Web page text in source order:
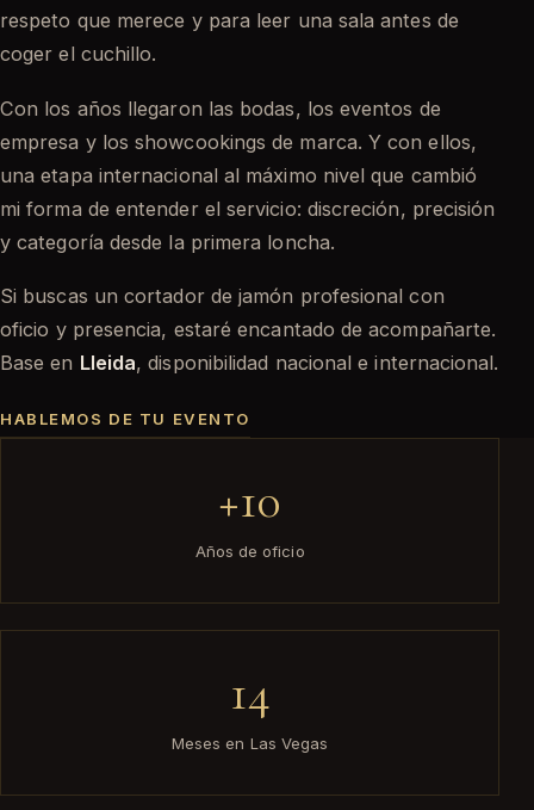
respeto que merece y para leer una sala antes de
coger el cuchillo.
Con los años llegaron las bodas, los eventos de
empresa y los showcookings de marca. Y con ellos,
una etapa internacional al máximo nivel que cambió
mi forma de entender el servicio: discreción, precisión
y categoría desde la primera loncha.
Si buscas un cortador de jamón profesional con
oficio y presencia, estaré encantado de acompañarte.
Base en Lleida, disponibilidad nacional e internacional.
HABLEMOS DE TU EVENTO
+10
Años de oficio
14
Meses en Las Vegas